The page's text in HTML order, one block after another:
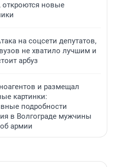
откроются новые
на соцсети депутатов,
не хватило лучшим и
арбуз
и размещал
картинки:
подробности
в Волгограде мужчины
армии